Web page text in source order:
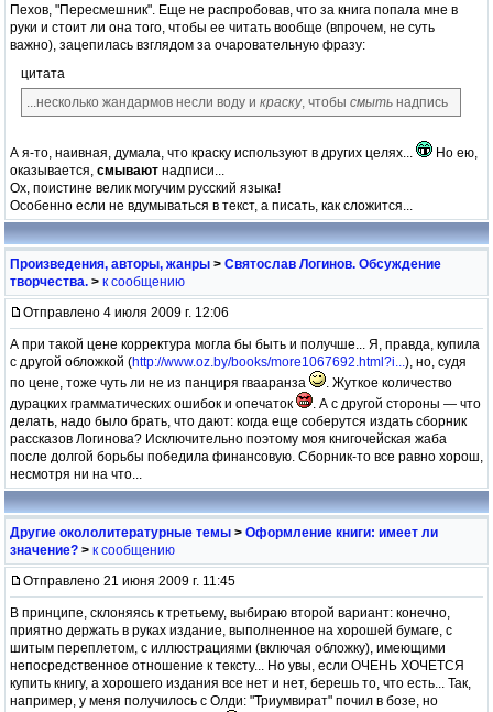
Пехов, "Пересмешник". Еще не распробовав, что за книга попала мне в
руки и стоит ли она того, чтобы ее читать вообще (впрочем, не суть
важно), зацепилась взглядом за очаровательную фразу:
цитата
...несколько жандармов несли воду и краску, чтобы смыть надпись
А я-то, наивная, думала, что краску используют в других целях...
Но ею,
оказывается, смывают надписи...
Ох, поистине велик могучим русский языка!
Особенно если не вдумываться в текст, а писать, как сложится...
Произведения, авторы, жанры > Святослав Логинов. Обсуждение
творчества. > к сообщению
Отправлено 4 июля 2009 г. 12:06
А при такой цене корректура могла бы быть и получше... Я, правда, купила
с другой обложкой (http://www.oz.by/books/more1067692.html?i...), но, судя
по цене, тоже чуть ли не из панциря гвааранза
. Жуткое количество
дурацких грамматических ошибок и опечаток
. А с другой стороны — что
делать, надо было брать, что дают: когда еще соберутся издать сборник
рассказов Логинова? Исключительно поэтому моя книгочейская жаба
после долгой борьбы победила финансовую. Сборник-то все равно хорош,
несмотря ни на что...
Другие окололитературные темы > Оформление книги: имеет ли
значение? > к сообщению
Отправлено 21 июня 2009 г. 11:45
В принципе, склоняясь к третьему, выбираю второй вариант: конечно,
приятно держать в руках издание, выполненное на хорошей бумаге, с
шитым переплетом, с иллюстрациями (включая обложку), имеющими
непосредственное отношение к тексту... Но увы, если ОЧЕНЬ ХОЧЕТСЯ
купить книгу, а хорошего издания все нет и нет, берешь то, что есть... Так,
например, у меня получилось с Олди: "Триумвират" почил в бозе, но